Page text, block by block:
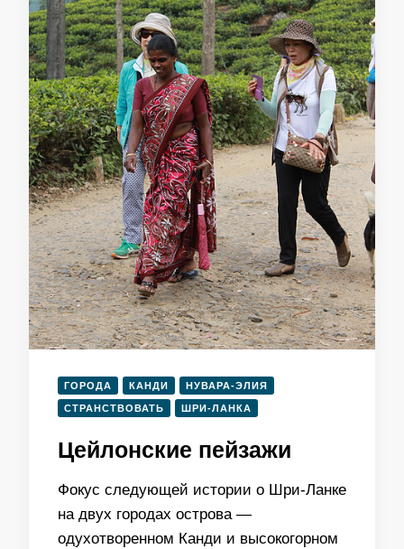
ГОРОДА КАНДИ НУВАРА-ЭЛИЯ
СТРАНСТВОВАТЬ ШРИ-ЛАНКА
Цейлонские пейзажи
Фокус следующей истории о Шри-Ланке
на двух городах острова —
одухотворенном Канди и высокогорном